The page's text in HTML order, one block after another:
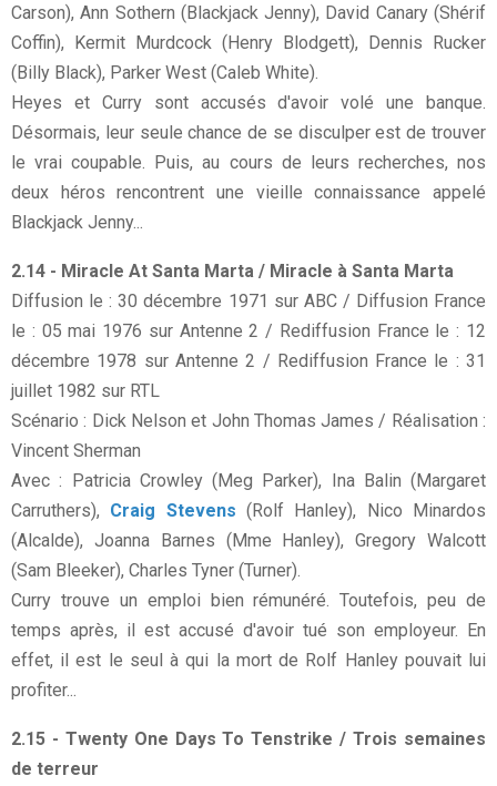
Carson), Ann Sothern (Blackjack Jenny), David Canary (Shérif
Coffin), Kermit Murdcock (Henry Blodgett), Dennis Rucker
(Billy Black), Parker West (Caleb White).
Heyes et Curry sont accusés d'avoir volé une banque.
Désormais, leur seule chance de se disculper est de trouver
le vrai coupable. Puis, au cours de leurs recherches, nos
deux héros rencontrent une vieille connaissance appelé
Blackjack Jenny...
2.14 - Miracle At Santa Marta / Miracle à Santa Marta
Diffusion le : 30 décembre 1971 sur ABC / Diffusion France
le : 05 mai 1976 sur Antenne 2 / Rediffusion France le : 12
décembre 1978 sur Antenne 2 / Rediffusion France le : 31
juillet 1982 sur RTL
Scénario : Dick Nelson et John Thomas James / Réalisation :
Vincent Sherman
Avec : Patricia Crowley (Meg Parker), Ina Balin (Margaret
Carruthers), Craig Stevens (Rolf Hanley), Nico Minardos
(Alcalde), Joanna Barnes (Mme Hanley), Gregory Walcott
(Sam Bleeker), Charles Tyner (Turner).
Curry trouve un emploi bien rémunéré. Toutefois, peu de
temps après, il est accusé d'avoir tué son employeur. En
effet, il est le seul à qui la mort de Rolf Hanley pouvait lui
profiter...
2.15 - Twenty One Days To Tenstrike / Trois semaines
de terreur